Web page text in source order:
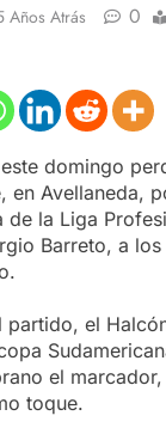
Años Atrás 0
domingo
en Avellaneda,
de la Liga
Barreto, a
partido, el
el
toque.